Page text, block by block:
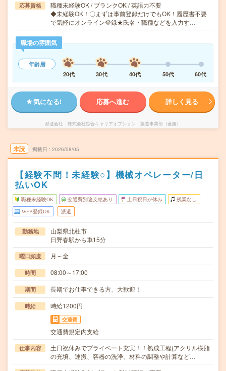
応募資格
職種未経験OK / ブランクOK / 英語力不要
◆未経験OK！〇まずは事前登録だけでもOK！履歴書不要
で気軽にオンライン登録★氏名・職種などを入力す…
職場の雰囲気
年齢層
20代
30代 40代 50代 60代
気になる! 応募へ進む 詳しく見る
派遣会社 株式会社綜合キャリアオプション 製造事業部（全国）
未読 掲載日 2026/08/05
【経験不問！未経験○】機械オペレーター/日
払いOK
職種未経験OK 交通費別途支給あり 土日祝日が休み 残業なし
WEB登録OK 派遣
勤務地
山梨県北杜市
日野春駅から車15分
曜日頻度 月～金
時間 08:00～17:00
期間 長期でお仕事できる方、大歓迎！
時給 時給1200円
交通費
交通費規定内支給
仕事内容
土日祝休みでプライベート充実！！熟成工程(アクリル樹脂
の充填、運搬、容器の洗浄、材料の調整や計算など…